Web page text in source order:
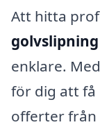
Att hitta
enklare.
för dig att få
offerter